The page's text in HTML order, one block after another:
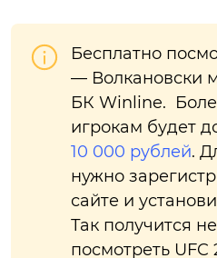
Бесплатно
— Волкановски
БК Winline.
игрокам будет
10 000 рублей.
нужно
сайте и
Так получится
посмотреть UFC